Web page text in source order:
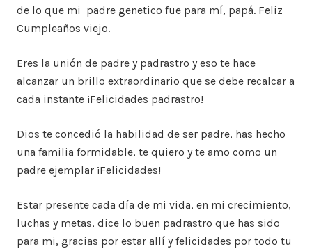
de lo que mi padre genetico fue para mí, papá. Feliz
Cumpleaños viejo.
Eres la unión de padre y padrastro y eso te hace
alcanzar un brillo extraordinario que se debe recalcar a
cada instante ¡Felicidades padrastro!
Dios te concedió la habilidad de ser padre, has hecho
una familia formidable, te quiero y te amo como un
padre ejemplar ¡Felicidades!
Estar presente cada día de mi vida, en mi crecimiento,
luchas y metas, dice lo buen padrastro que has sido
para mi, gracias por estar allí y felicidades por todo tu